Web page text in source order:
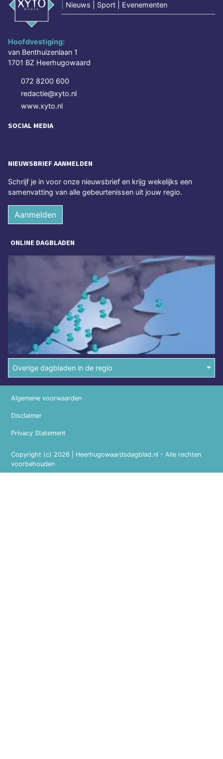
Nieuws | Sport | Evenementen
Hoofdvestiging:
van Benthuizenlaan 1
1701 BZ Heerhugowaard
072 8200 600
redactie@xyto.nl
www.xyto.nl
SOCIAL MEDIA
NIEUWSBRIEF AANMELDEN
Schrijf je in voor onze nieuwsbrief en krijg wekelijks een
samenvatting van alle gebeurtenissen uit jouw regio.
Aanmelden
ONLINE DAGBLADEN
Overige dagbladen in de regio
Copyright (c) 2026 | Heerhugowaardsdagblad.nl - Alle rechten
voorbehouden
Algemene voorwaarden
Disclaimer
Privacy Statement